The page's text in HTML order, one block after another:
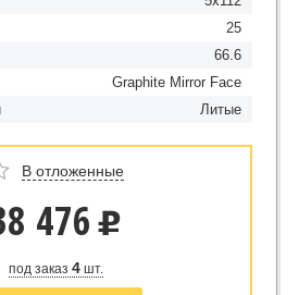
25
66.6
Graphite Mirror Face
Литые
В отложенные
476 u
под заказ 4шт.